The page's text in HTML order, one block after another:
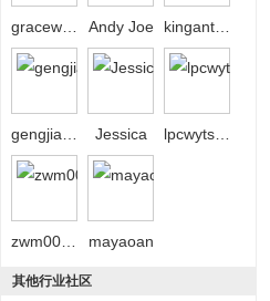
Andy Joe
Jessica
mayaoan
其他行业社区